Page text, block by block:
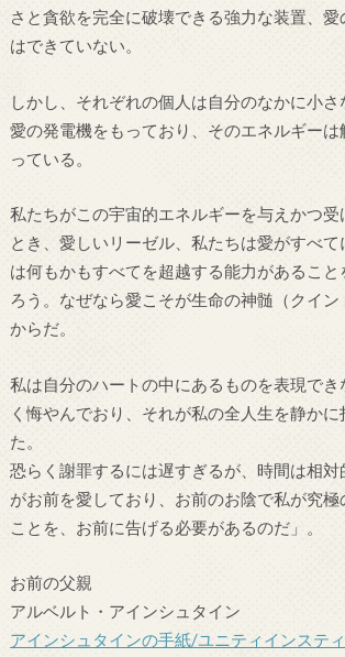
さと貪欲を完全に破壊できる強力な装置、
はできていない。
しかし、それぞれの個人は自分のなかに小
愛の発電機をもっており、そのエネルギー
っている。
私たちがこの宇宙的エネルギーを与えかつ受
とき、愛しいリーゼル、私たちは愛がすべて
は何もかもすべてを超越する能力があるこ
ろう。なぜなら愛こそが生命の神髄（クイ
からだ。
私は自分のハートの中にあるものを表現でき
く悔やんでおり、それが私の全人生を静かに
た。
恐らく謝罪するには遅すぎるが、時間は相対
がお前を愛しており、お前のお陰で私が究極
ことを、お前に告げる必要があるのだ」。
お前の父親
アルベルト・アインシュタイン
アインシュタインの手紙/ユニティインステ